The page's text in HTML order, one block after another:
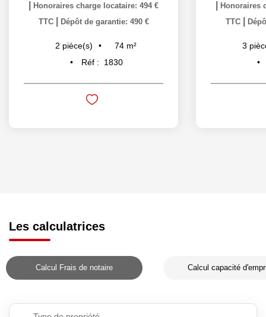
Honoraires charge locataire: 494 €
TTC
Dépôt de garantie: 490 €
2 pièce(s) 74 m²
Réf :
1830
Honoraires
TTC
3
Les calculatrices
Calcul Frais de notaire Calcul capacité